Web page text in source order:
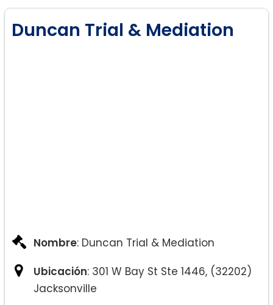
Duncan Trial & Mediation
Nombre: Duncan Trial & Mediation
Ubicación: 301 W Bay St Ste 1446, (32202)
Jacksonville